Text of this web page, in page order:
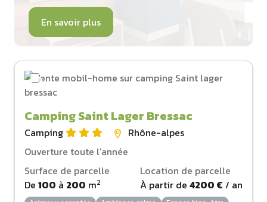
En savoir plus
Camping Saint Lager Bressac
Camping
Rhône-alpes
Ouverture toute l'année
Surface de parcelle
De 100 à 200 m2
Location de parcelle
À partir de 4200 € / an